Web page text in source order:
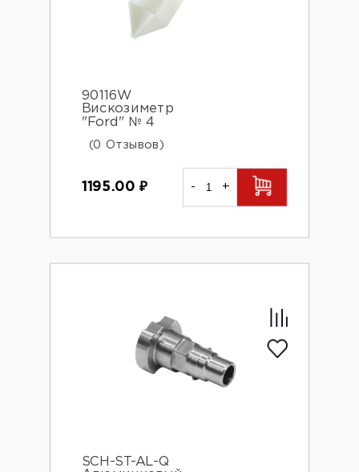
90116W
Вискозиметр
"Ford" № 4
(0 Отзывов)
1195.00 ₽ - +
SCH-ST-AL-Q